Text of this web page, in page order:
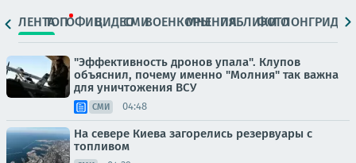
ЛЕНТАТОПОФИЦ.ВИДЕОСМИВОЕНКОРЫМНЕНИЯПАБЛИКИ
ФОТОЛОНГРИДЫ
"Эффективность дронов упала". Клупов
объяснил, почему именно "Молния" так важна
для уничтожения ВСУ
СМИ 04:48
На севере Киева загорелись резервуары с
топливом